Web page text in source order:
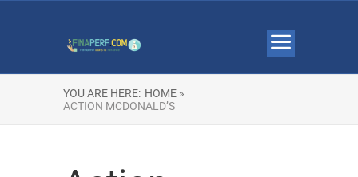
YOU ARE HERE: HOME »
ACTION MCDONALD’S